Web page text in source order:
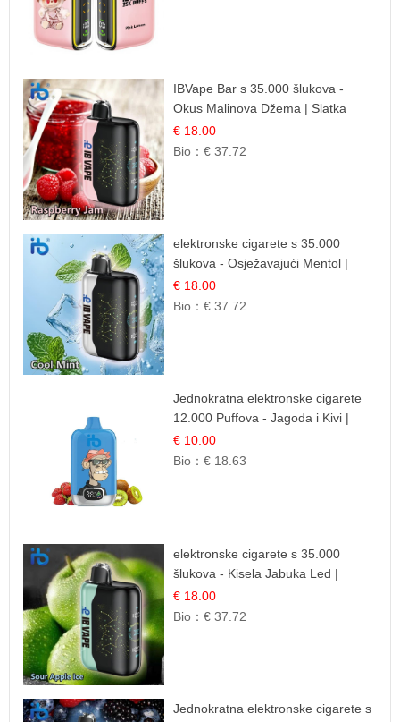
IBVape Bar s 35.000 šlukova -
Okus Malinova Džema | Slatka
Voćna Aroma
€ 18.00
Bio：€ 37.72
elektronske cigarete s 35.000
šlukova - Osježavajući Mentol |
Čista i Svježa Okus
€ 18.00
Bio：€ 37.72
Jednokratna elektronske cigarete
12.000 Puffova - Jagoda i Kivi |
Sočna Voćna Kombinacija
€ 10.00
Bio：€ 18.63
elektronske cigarete s 35.000
šlukova - Kisela Jabuka Led |
Osježavajući Kiselo-Slatki Okus
€ 18.00
Bio：€ 37.72
Jednokratna elektronske cigarete s